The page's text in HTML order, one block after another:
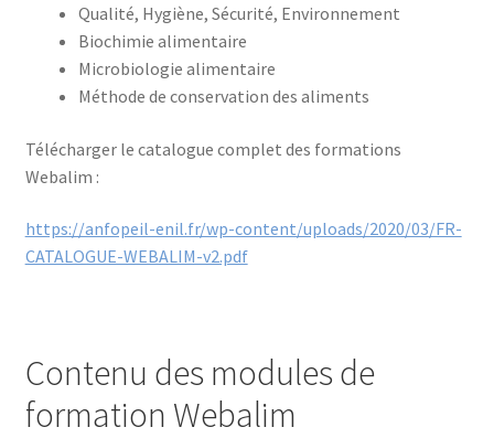
Qualité, Hygiène, Sécurité, Environnement
Biochimie alimentaire
Microbiologie alimentaire
Méthode de conservation des aliments
Télécharger le catalogue complet des formations
Webalim :
https://anfopeil-enil.fr/wp-content/uploads/2020/03/FR-
CATALOGUE-WEBALIM-v2.pdf
Contenu des modules de
formation Webalim